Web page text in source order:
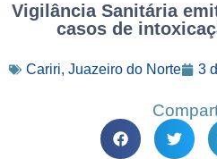
Vigilância Sanitária
casos de
Cariri, Juazeiro do Norte 3